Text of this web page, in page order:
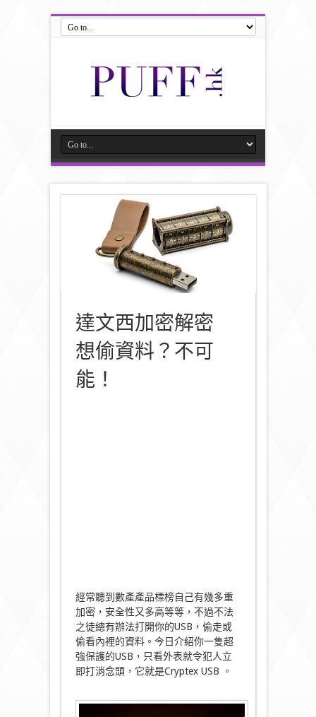
達文西加密解密
想偷資料？不可
能！
經常聽到數產產品標榜自己有幾多重
加密，安全性又多高等等，不過不法
之徒總有辦法打開你的USB，偷走或
偷看內裡的資料。今日介紹你一隻超
強保護的USB，只看外表就令犯人立
即打消念頭，它就是Cryptex USB 。